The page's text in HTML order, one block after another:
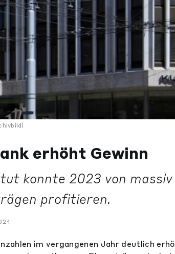
erhöht Gewinn
konnte 2023 von massiv
profitieren.
im vergangenen Jahr deutlich